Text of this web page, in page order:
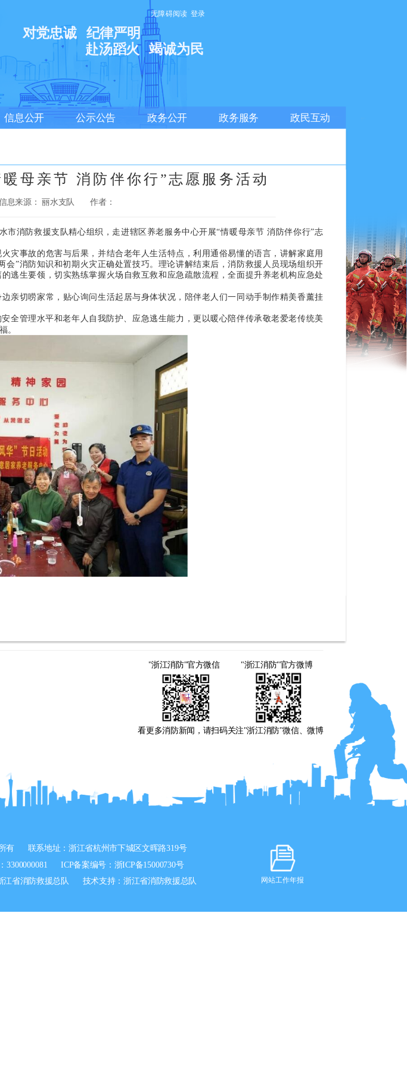
登录
无障碍阅读
对党忠诚
纪律严明
赴汤蹈火
竭诚为民
信息公开 公示公告 政务公开 政务服务 政民互动
母亲节 消防伴你行”志愿服务活动
息来源： 丽水支队 作者：
消防救援支队精心组织，走进辖区养老服务中心开展“情暖母亲节 消防伴你行”志
事故的危害与后果，并结合老年人生活特点，利用通俗易懂的语言，讲解家庭用
”消防知识和初期火灾正确处置技巧。理论讲解结束后，消防救援人员现场组织开
逃生要领，切实熟练掌握火场自救互救和应急疏散流程，全面提升养老机构应急处
切唠家常，贴心询问生活起居与身体状况，陪伴老人们一同动手制作精美香薰挂
管理水平和老年人自我防护、应急逃生能力，更以暖心陪伴传承敬老爱老传统美
。
"浙江消防"官方微信 "浙江消防"官方微博
看更多消防新闻，请扫码关注"浙江消防"微信、微博
有
联系地址：浙江省杭州市下城区文晖路319号
3300000081 ICP备案编号： 浙ICP备15000730号
江省消防救援总队 技术支持：浙江省消防救援总队 网站工作年报